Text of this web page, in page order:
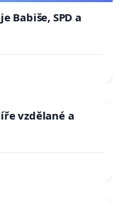
Babiše, SPD a
vzdělané a